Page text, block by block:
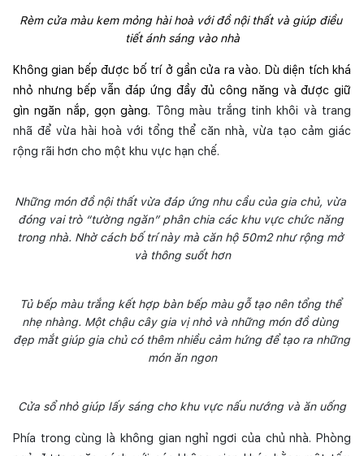
Rèm cửa màu kem mỏng hài hoà với đồ nội thất và giúp điều
tiết ánh sáng vào nhà
Không gian bếp được bố trí ở gần cửa ra vào. Dù diện tích khá
nhỏ nhưng bếp vẫn đáp ứng đầy đủ công năng và được giữ
gìn ngăn nắp, gọn gàng. Tông màu trắng tinh khôi và trang
nhã để vừa hài hoà với tổng thể căn nhà, vừa tạo cảm giác
rộng rãi hơn cho một khu vực hạn chế.
Những món đồ nội thất vừa đáp ứng nhu cầu của gia chủ, vừa
đóng vai trò “tường ngăn” phân chia các khu vực chức năng
trong nhà. Nhờ cách bố trí này mà căn hộ 50m2 như rộng mở
và thông suốt hơn
Tủ bếp màu trắng kết hợp bàn bếp màu gỗ tạo nên tổng thể
nhẹ nhàng. Một chậu cây gia vị nhỏ và những món đồ dùng
đẹp mắt giúp gia chủ có thêm nhiều cảm hứng để tạo ra những
món ăn ngon
Cửa sổ nhỏ giúp lấy sáng cho khu vực nấu nướng và ăn uống
Phía trong cùng là không gian nghỉ ngơi của chủ nhà. Phòng